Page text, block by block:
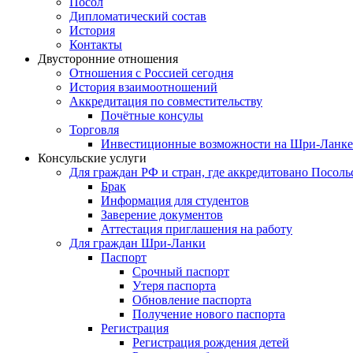
Дипломатический состав
История
Контакты
Двусторонние отношения
Отношения с Россией сегодня
История взаимоотношений
Аккредитация по совместительству
Почётные консулы
Торговля
Инвестиционные возможности на Шри-Ланке
Консульские услуги
Для граждан РФ и стран, где аккредитовано
Брак
Информация для студентов
Заверение документов
Аттестация приглашения на работу
Для граждан Шри-Ланки
Паспорт
Срочный паспорт
Утеря паспорта
Обновление паспорта
Получение нового паспорта
Регистрация
Регистрация рождения детей